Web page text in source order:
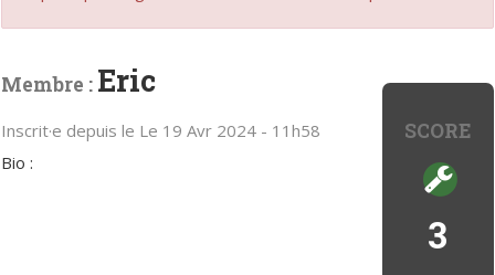
SCORE
3
Membre : Eric
Inscrit·e depuis le Le 19 Avr 2024 - 11h58
Bio :